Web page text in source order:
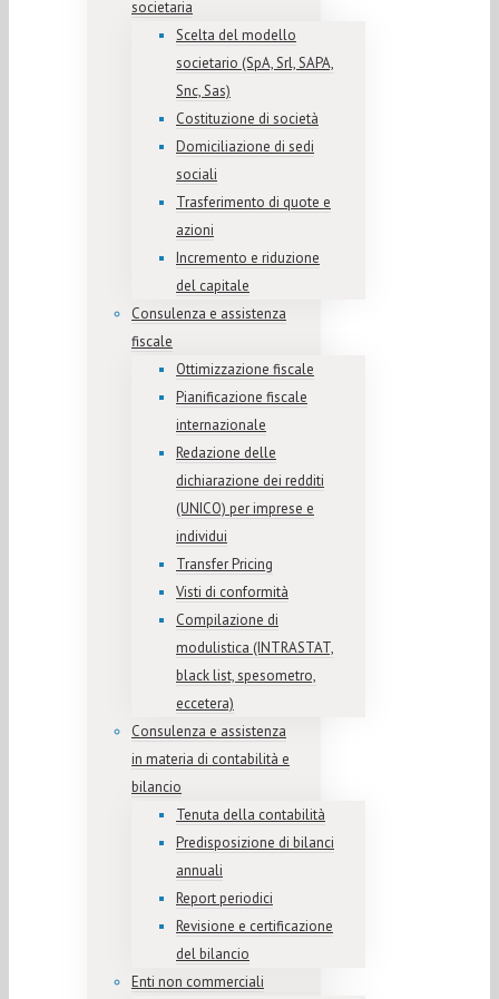
societaria
Scelta del modello
societario (SpA, Srl, SAPA,
Snc, Sas)
Costituzione di società
Domiciliazione di sedi
sociali
Trasferimento di quote e
azioni
Incremento e riduzione
del capitale
Consulenza e assistenza
fiscale
Ottimizzazione fiscale
Pianificazione fiscale
internazionale
Redazione delle
dichiarazione dei redditi
(UNICO) per imprese e
individui
Transfer Pricing
Visti di conformità
Compilazione di
modulistica (INTRASTAT,
black list, spesometro,
eccetera)
Consulenza e assistenza
in materia di contabilità e
bilancio
Tenuta della contabilità
Predisposizione di bilanci
annuali
Report periodici
Revisione e certificazione
del bilancio
Enti non commerciali